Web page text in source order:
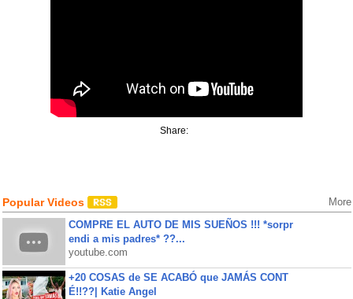
Share:
Popular Videos More
COMPRE EL AUTO DE MIS SUEÑOS !!! *sorpr
endi a mis padres* ??...
youtube.com
+20 COSAS de SE ACABÓ que JAMÁS CONT
É!!??| Katie Angel